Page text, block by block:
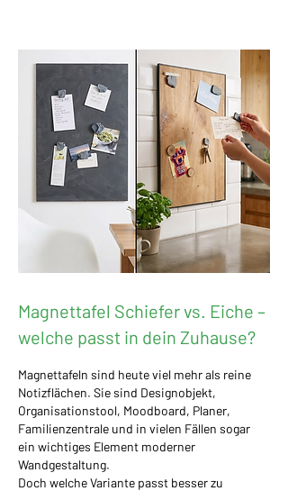
Magnettafel Schiefer vs. Eiche –
welche passt in dein Zuhause?
Magnettafeln sind heute viel mehr als reine
Notizflächen. Sie sind Designobjekt,
Organisationstool, Moodboard, Planer,
Familienzentrale und in vielen Fällen sogar
ein wichtiges Element moderner
Wandgestaltung.
Doch welche Variante passt besser zu